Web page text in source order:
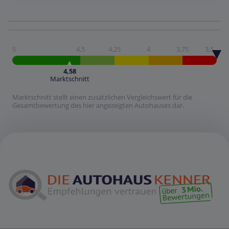
5 4,5 4,25 4 3,75 3,5
4,58
Marktschnitt
Marktschnitt stellt einen zusätzlichen Vergleichswert für die
Gesamtbewertung des hier angezeigten Autohauses dar.